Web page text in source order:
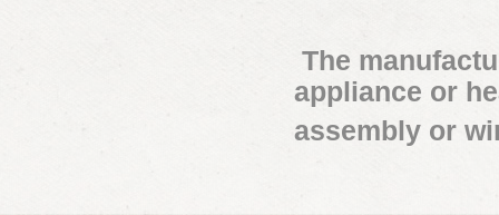
The
appliance or
assembly or